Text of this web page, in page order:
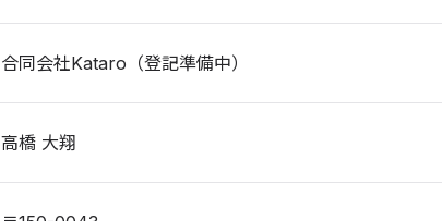
合同会社Kataro（登記準備中）
高橋 大翔